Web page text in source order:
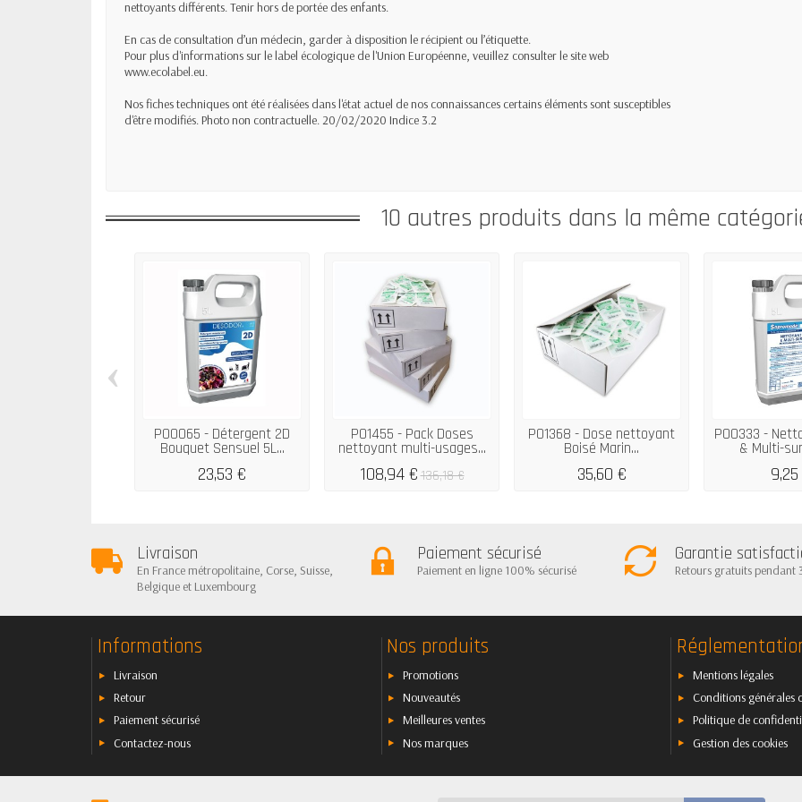
nettoyants différents. Tenir hors de portée des enfants.
En cas de consultation d’un médecin, garder à disposition le récipient ou l’étiquette.
Pour plus d'informations sur le label écologique de l'Union Européenne, veuillez consulter le site web
www.ecolabel.eu.
Nos fiches techniques ont été réalisées dans l'état actuel de nos connaissances certains éléments sont susceptibles
d'être modifiés. Photo non contractuelle. 20/02/2020 Indice 3.2
10 autres produits dans la même
P00065 - Détergent 2D
Bouquet Sensuel 5L...
23,53 €
P01455 - Pack Doses
nettoyant multi-usages...
108,94 €136,18 €
P01368 - Dose nettoyant
Boisé Marin...
35,60 €
P00333 -
& Multi-
‹
Livraison
En France métropolitaine, Corse, Suisse,
Belgique et Luxembourg
Paiement sécurisé
Paiement en ligne 100% sécurisé
Garantie
Retours gratuits pendant
Informations
Livraison
Retour
Paiement sécurisé
Contactez-nous
Nos produits
Promotions
Nouveautés
Meilleures ventes
Nos marques
Mentions légales
Conditions générales
Politique de
Gestion des cookies